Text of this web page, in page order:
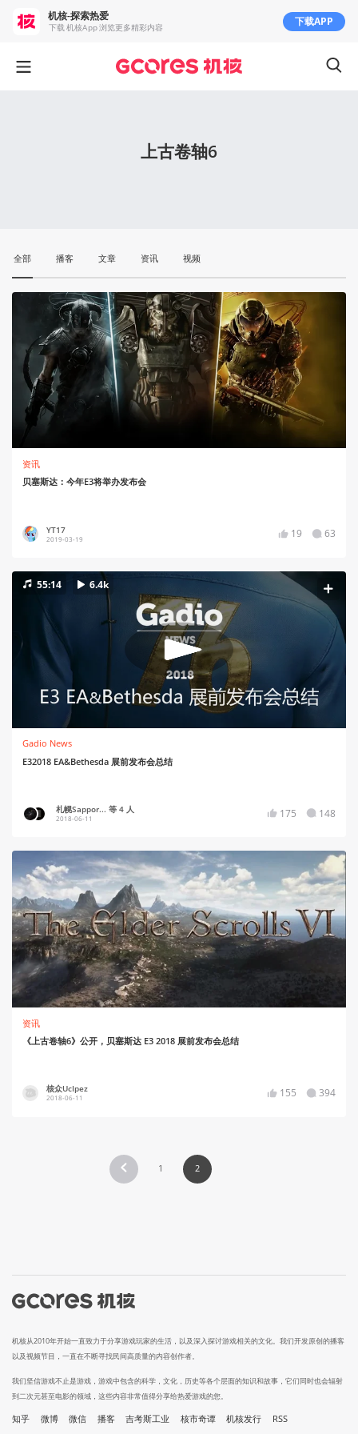
上古卷轴6
全部 播客 文章 资讯 视频
资讯
贝塞斯达：今年E3将举办发布会
YT17
2019-03-19 19 63
55:14 6.4k
Gadio News
E32018 EA&Bethesda 展前发布会总结
札幌Sappor... 等 4 人
2018-06-11 175 148
资讯
《上古卷轴6》公开，贝塞斯达 E3 2018 展前发布会总结
核众UcIpez
2018-06-11 155 394
1 2
机核从2010年开始一直致力于分享游戏玩家的生活，以及深入探讨游戏相关的文化。我们开发原创的播客
以及视频节目，一直在不断寻找民间高质量的内容创作者。
我们坚信游戏不止是游戏，游戏中包含的科学，文化，历史等各个层面的知识和故事，它们同时也会辐射
到二次元甚至电影的领域，这些内容非常值得分享给热爱游戏的您。
知乎 微博 微信 播客 吉考斯工业 核市奇谭 机核发行 RSS
机核-探索热爱
下载 机核App 浏览更多精彩内容 下载APP